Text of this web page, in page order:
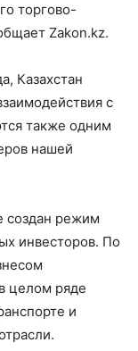
торгово-
Zakon.kz.
Казахстан
с
также одним
нашей
создан режим
инвесторов. По
целом ряде
и